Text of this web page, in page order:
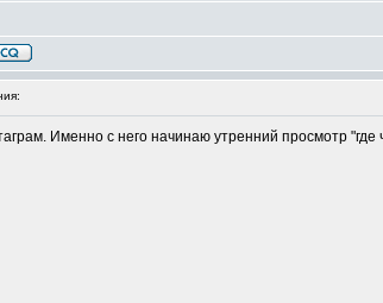
Именно с него начинаю утренний просмотр